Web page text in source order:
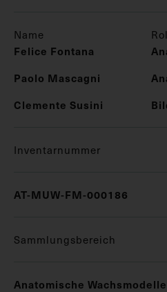
Name
Felice Fontana
Paolo Mascagni
Clemente Susini
Inventarnummer
AT-MUW-FM-000186
Sammlungsbereich
Anatomische Wachsmodelle